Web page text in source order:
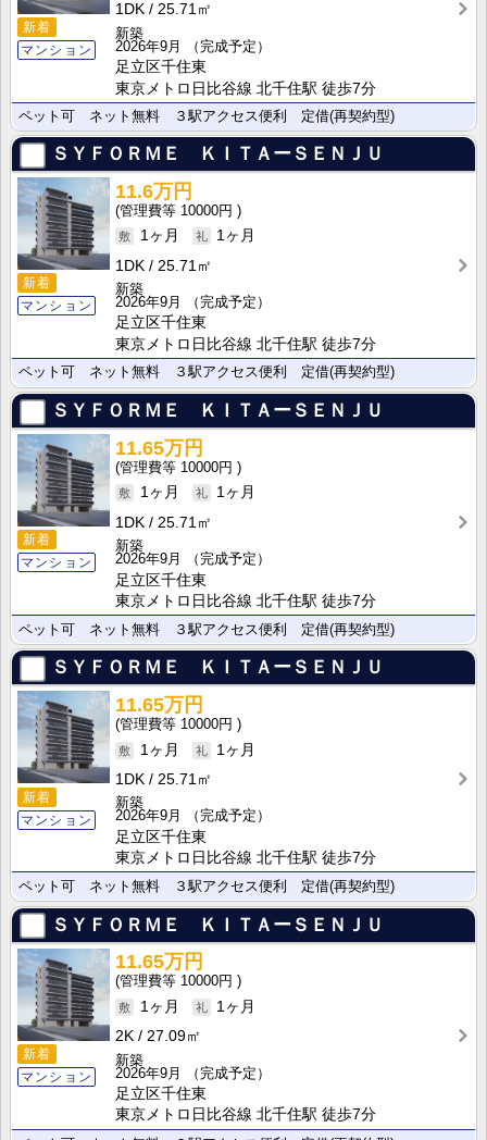
新着
マンション
1DK
25.71㎡
新築
2026年9月
（完成予定）
足立区千住東
東京メトロ日比谷線 北千住駅 徒歩7分
ペット可 ネット無料 ３駅アクセス便利 定借(再契約型)
ＳＹＦＯＲＭＥ ＫＩＴＡーＳＥＮＪＵ
新着
マンション
11.6万円
10000円
1ヶ月
1ヶ月
1DK
25.71㎡
新築
2026年9月
（完成予定）
足立区千住東
東京メトロ日比谷線 北千住駅 徒歩7分
ペット可 ネット無料 ３駅アクセス便利 定借(再契約型)
ＳＹＦＯＲＭＥ ＫＩＴＡーＳＥＮＪＵ
新着
マンション
11.65万円
10000円
1ヶ月
1ヶ月
1DK
25.71㎡
新築
2026年9月
（完成予定）
足立区千住東
東京メトロ日比谷線 北千住駅 徒歩7分
ペット可 ネット無料 ３駅アクセス便利 定借(再契約型)
ＳＹＦＯＲＭＥ ＫＩＴＡーＳＥＮＪＵ
新着
マンション
11.65万円
10000円
1ヶ月
1ヶ月
1DK
25.71㎡
新築
2026年9月
（完成予定）
足立区千住東
東京メトロ日比谷線 北千住駅 徒歩7分
ペット可 ネット無料 ３駅アクセス便利 定借(再契約型)
ＳＹＦＯＲＭＥ ＫＩＴＡーＳＥＮＪＵ
新着
マンション
11.65万円
10000円
1ヶ月
1ヶ月
2K
27.09㎡
新築
2026年9月
（完成予定）
足立区千住東
東京メトロ日比谷線 北千住駅 徒歩7分